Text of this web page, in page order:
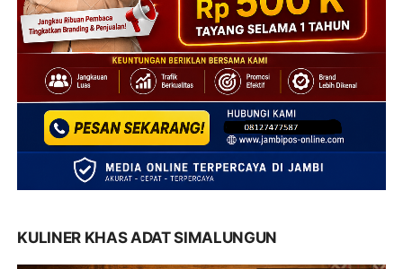
KULINER KHAS ADAT SIMALUNGUN